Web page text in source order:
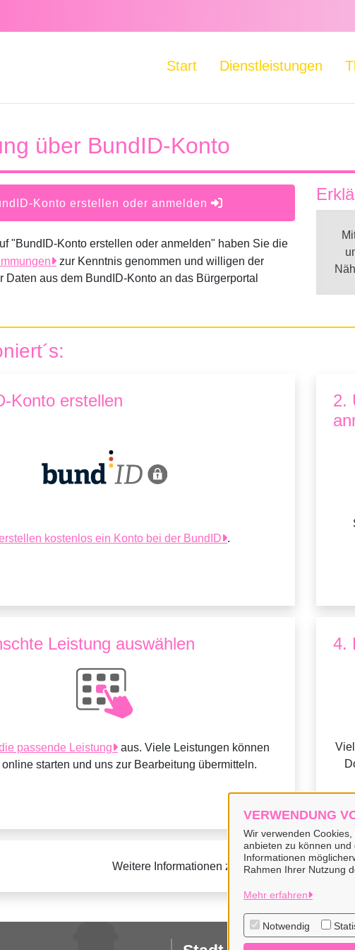
VERWENDUNG
Wir verwenden
anbieten zu können
Informationen
Rahmen Ihrer Nutzung
Mehr erfahren
Notwendig
Start Dienstleistungen
über BundID-Konto
Konto erstellen oder anmelden
"BundID-Konto erstellen oder anmelden" haben Sie die
zur Kenntnis genommen und willigen der
Daten aus dem BundID-Konto an das Bürgerportal
Konto erstellen
kostenlos ein Konto bei der BundID .
2.
Leistung auswählen
passende Leistung
aus. Viele Leistungen können
starten und uns zur Bearbeitung übermitteln.
4.
Weitere Informationen zur BundID finden Sie